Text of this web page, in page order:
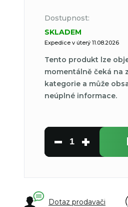
Dostupnost:
SKLADEM
Expedice v úterý 11.08.2026
Tento produkt lze
momentálně čeká na
kategorie a může
neúplné informace.
Dotaz prodavači